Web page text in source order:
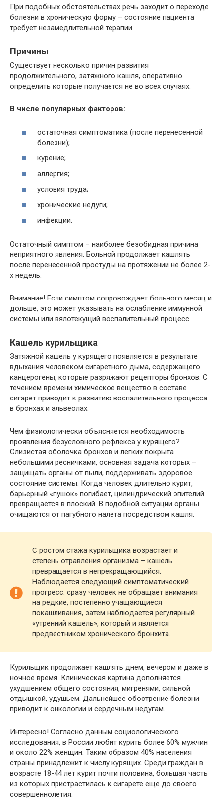
При подобных обстоятельствах речь заходит о переходе
болезни в хроническую форму – состояние пациента
требует незамедлительной терапии.
Причины
Существует несколько причин развития
продолжительного, затяжного кашля, оперативно
определить которые получается не во всех случаях.
В числе популярных факторов:
остаточная симптоматика (после перенесенной
болезни);
курение;
аллергия;
условия труда;
хронические недуги;
инфекции.
Остаточный симптом – наиболее безобидная причина
неприятного явления. Больной продолжает кашлять
после перенесенной простуды на протяжении не более 2-
х недель.
Внимание! Если симптом сопровождает больного месяц и
дольше, это может указывать на ослабление иммунной
системы или вялотекущий воспалительный процесс.
Кашель курильщика
Затяжной кашель у курящего появляется в результате
вдыхания человеком сигаретного дыма, содержащего
канцерогены, которые разряжают рецепторы бронхов. С
течением времени химическое вещество в составе
сигарет приводит к развитию воспалительного процесса
в бронхах и альвеолах.
Чем физиологически объясняется необходимость
проявления безусловного рефлекса у курящего?
Слизистая оболочка бронхов и легких покрыта
небольшими ресничками, основная задача которых –
защищать органы от пыли, поддерживать здоровое
состояние системы. Когда человек длительно курит,
барьерный «пушок» погибает, цилиндрический эпителий
превращается в плоский. В подобной ситуации органы
очищаются от пагубного налета посредством кашля.
С ростом стажа курильщика возрастает и
степень отравления организма – кашель
превращается в непрекращающийся.
Наблюдается следующий симптоматический
прогресс: сразу человек не обращает внимания
на редкие, постепенно учащающиеся
покашливания, затем наблюдается регулярный
«утренний кашель», который и является
предвестником хронического бронхита.
Курильщик продолжает кашлять днем, вечером и даже в
ночное время. Клиническая картина дополняется
ухудшением общего состояния, мигренями, сильной
отдышкой, удушьем. Дальнейшее обострение болезни
приводит к онкологии и сердечным недугам.
Интересно! Согласно данным социологического
исследования, в России любит курить более 60% мужчин
и около 22% женщин. Таким образом 40% населения
страны принадлежит к числу курящих. Среди граждан в
возрасте 18-44 лет курит почти половина, большая часть
из которых пристрастилась к сигарете еще до своего
совершеннолетия.